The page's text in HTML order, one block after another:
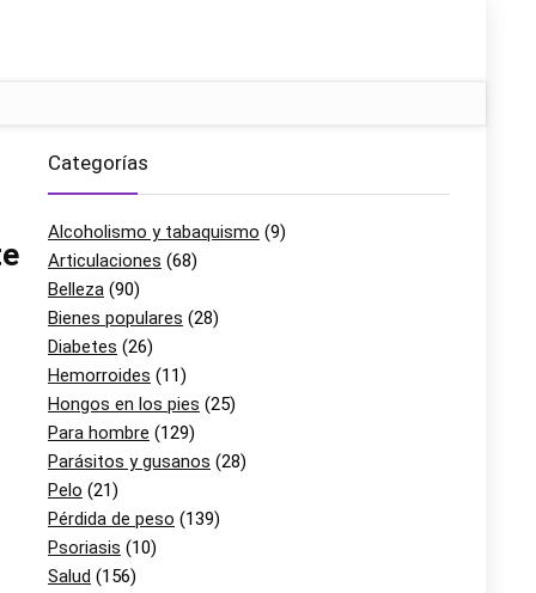
Categorías
Alcoholismo y tabaquismo (9)
Articulaciones (68)
Belleza (90)
Bienes populares (28)
Diabetes (26)
Hemorroides (11)
Hongos en los pies (25)
Para hombre (129)
Parásitos y gusanos (28)
Pelo (21)
Pérdida de peso (139)
Psoriasis (10)
Salud (156)